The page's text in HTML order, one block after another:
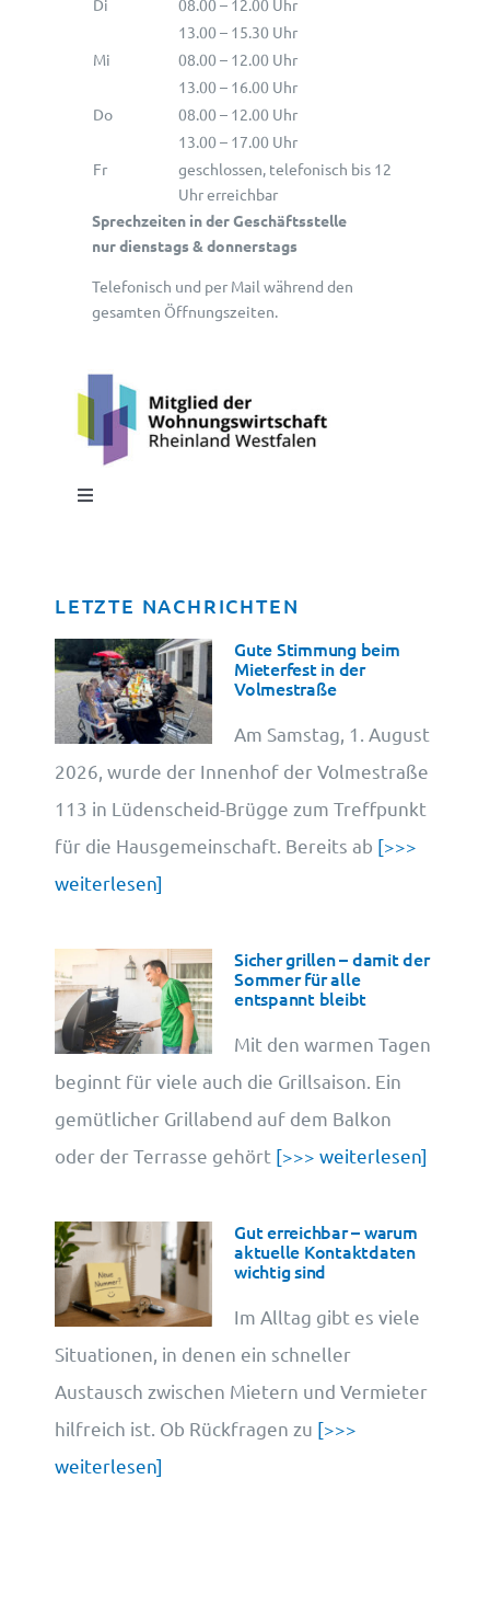
Di
08.00 – 12.00 Uhr
13.00 – 15.30 Uhr
Mi
08.00 – 12.00 Uhr
13.00 – 16.00 Uhr
Do
08.00 – 12.00 Uhr
13.00 – 17.00 Uhr
Fr
geschlossen, telefonisch bis 12
Uhr erreichbar
Sprechzeiten in der Geschäftsstelle
nur dienstags & donnerstags
Telefonisch und per Mail während den
gesamten Öffnungszeiten.
Toggle
Cookie-Information
LETZTE NACHRICHTEN
Gute Stimmung beim
Mieterfest in der
Volmestraße
Am Samstag, 1. August
2026, wurde der Innenhof der Volmestraße
113 in Lüdenscheid-Brügge zum Treffpunkt
für die Hausgemeinschaft. Bereits ab [>>>
weiterlesen]
Sicher grillen – damit der
Sommer für alle
entspannt bleibt
Mit den warmen Tagen
beginnt für viele auch die Grillsaison. Ein
gemütlicher Grillabend auf dem Balkon
oder der Terrasse gehört [>>> weiterlesen]
Gut erreichbar – warum
aktuelle Kontaktdaten
wichtig sind
Im Alltag gibt es viele
Situationen, in denen ein schneller
Austausch zwischen Mietern und Vermieter
hilfreich ist. Ob Rückfragen zu [>>>
weiterlesen]